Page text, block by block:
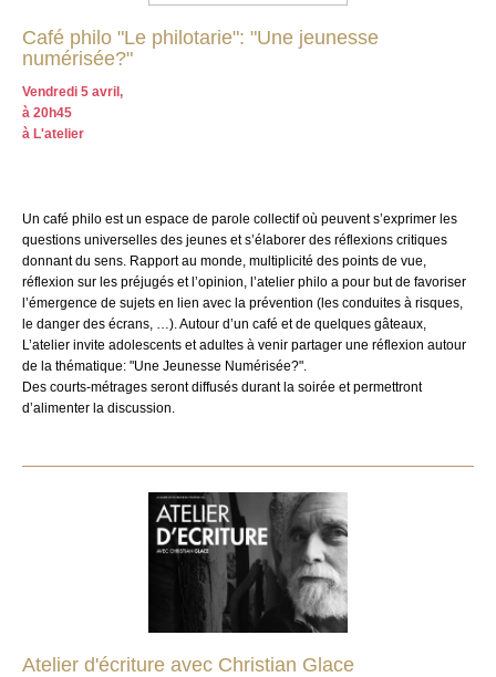
Café philo "Le philotarie": "Une jeunesse
numérisée?"
Vendredi 5 avril,
à 20h45
à L'atelier
Un café philo est un espace de parole collectif où peuvent s’exprimer les
questions universelles des jeunes et s’élaborer des réflexions critiques
donnant du sens. Rapport au monde, multiplicité des points de vue,
réflexion sur les préjugés et l’opinion, l’atelier philo a pour but de favoriser
l’émergence de sujets en lien avec la prévention (les conduites à risques,
le danger des écrans, …). Autour d’un café et de quelques gâteaux,
L’atelier invite adolescents et adultes à venir partager une réflexion autour
de la thématique: "Une Jeunesse Numérisée?".
Des courts-métrages seront diffusés durant la soirée et permettront
d’alimenter la discussion.
Atelier d'écriture avec Christian Glace